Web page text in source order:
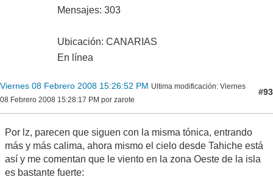
Mensajes: 303
Ubicación: CANARIAS
En línea
Viernes 08 Febrero 2008 15:26:52 PM Ultima modificación: Viernes
08 Febrero 2008 15:28:17 PM por zarote
#93
Por lz, parecen que siguen con la misma tónica, entrando
más y más calima, ahora mismo el cielo desde Tahiche está
así y me comentan que le viento en la zona Oeste de la isla
es bastante fuerte: